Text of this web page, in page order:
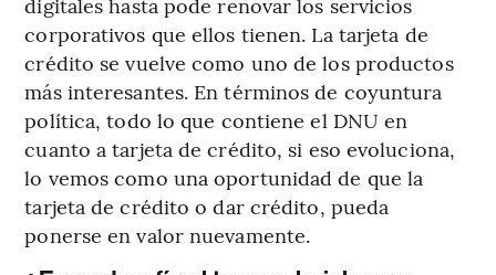
corporativos que ellos tienen. La tarjeta de
crédito se vuelve como uno de los productos
más interesantes. En términos de coyuntura
política, todo lo que contiene el DNU en
cuanto a tarjeta de crédito, si eso evoluciona,
lo vemos como una oportunidad de que la
tarjeta de crédito o dar crédito, pueda
ponerse en valor nuevamente.